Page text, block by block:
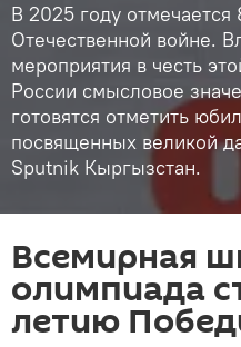
В 2025 году
Отечественной войне.
мероприятия в честь
России смысловое
готовятся отметить
посвященных великой
Sputnik Кыргызстан.
Всемирная
олимпиада
летию